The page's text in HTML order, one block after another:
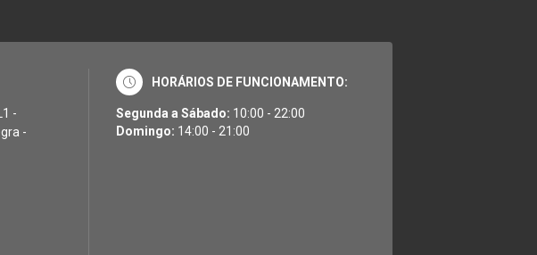
-
-
HORÁRIOS DE FUNCIONAMENTO:
Segunda a Sábado: 10:00 - 22:00
Domingo: 14:00 - 21:00